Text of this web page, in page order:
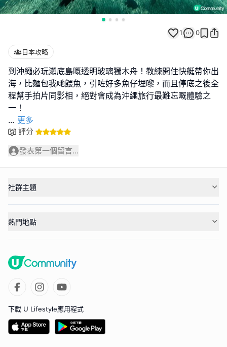
1 0
日本攻略
到沖繩必玩瀨底島嘅透明玻璃獨木舟！教練開住快艇帶你出
海，比麵包我哋餵魚，引咗好多魚仔埋嚟，而且停底之後全
程幫手拍片同影相，絕對會成為沖繩旅行最難忘嘅體驗之
... 更多
評分
發表第一個留言...
社群主題
熱門地點
下載 U Lifestyle應用程式